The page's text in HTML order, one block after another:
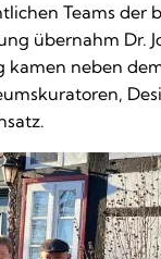
Teams der
übernahm Dr.
neben